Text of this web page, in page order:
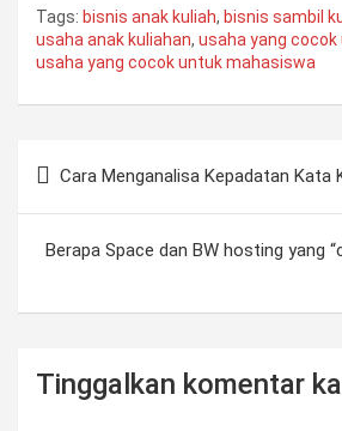
Tags: bisnis anak kuliah, bisnis sambil
usaha anak kuliahan, usaha yang
usaha yang cocok untuk mahasiswa
Post
navigation
Cara Menganalisa Kepadatan Kata
Berapa Space dan BW hosting yang
Tinggalkan komentar